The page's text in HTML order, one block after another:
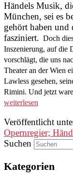
Händels Musik,
München, sei es
gehört haben und
fasziniert. Doch
Inszenierung, auf die
vorschlägt, die uns
Theater an der Wien
Lawless gesehen,
Rimini. Und jetzt
weiterlesen
Veröffentlicht
Opernregier;
Suchen
Kategorien